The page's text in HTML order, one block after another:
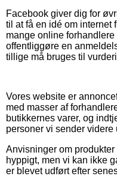
Facebook giver dig for
til at få en idé om internet
mange online
offentliggøre en
tillige må bruges til
Vores website er
med masser af
butikkernes varer, og
personer vi sender videre
Anvisninger om
hyppigt, men vi kan ikke
er blevet udført efter